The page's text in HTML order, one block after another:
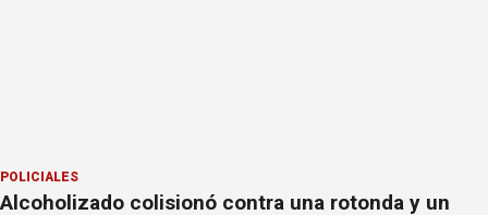
POLICIALES
Alcoholizado colisionó contra una rotonda y un